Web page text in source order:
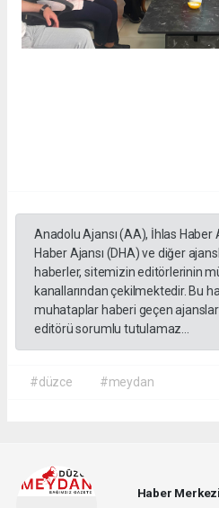
Anadolu Ajansı (AA), İhlas Haber
Haber Ajansı (DHA) ve diğer
haberler, sitemizin editörlerinin
kanallarından çekilmektedir. Bu
muhataplar haberi geçen
editörü sorumlu tutulamaz...
#düzce #meydan
Haber Merkezi